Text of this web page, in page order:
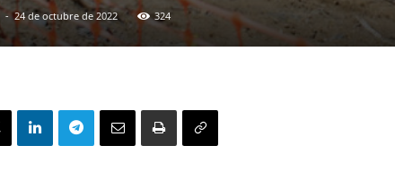
- 24 de octubre de 2022 324